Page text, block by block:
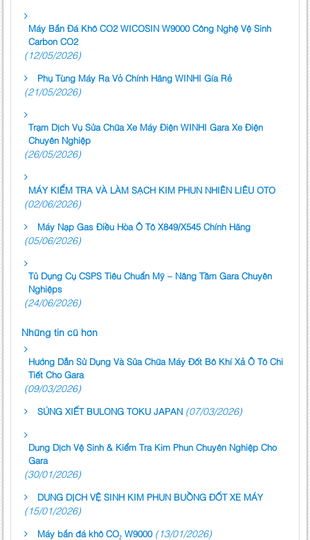
Máy Bắn Đá Khô CO2 WICOSIN W9000 Công Nghệ Vệ Sinh
Carbon CO2
(12/05/2026)
Phụ Tùng Máy Ra Vỏ Chính Hãng WINHI Gía Rẻ
(21/05/2026)
Trạm Dịch Vụ Sửa Chữa Xe Máy Điện WINHI Gara Xe Điện
Chuyên Nghiệp
(26/05/2026)
MÁY KIỂM TRA VÀ LÀM SẠCH KIM PHUN NHIÊN LIÊU OTO
(02/06/2026)
Máy Nạp Gas Điều Hòa Ô Tô X849/X545 Chính Hãng
(05/06/2026)
Tủ Dụng Cụ CSPS Tiêu Chuẩn Mỹ – Nâng Tầm Gara Chuyên
Nghiệps
(24/06/2026)
Những tin cũ hơn
Hướng Dẫn Sử Dụng Và Sửa Chữa Máy Đốt Bô Khí Xả Ô Tô Chi
Tiết Cho Gara
(09/03/2026)
SÚNG XIẾT BULONG TOKU JAPAN (07/03/2026)
Dung Dịch Vệ Sinh & Kiểm Tra Kim Phun Chuyên Nghiệp Cho
Gara
(30/01/2026)
DUNG DỊCH VỆ SINH KIM PHUN BUỒNG ĐỐT XE MÁY
(15/01/2026)
Máy bắn đá khô CO₂ W9000 (13/01/2026)